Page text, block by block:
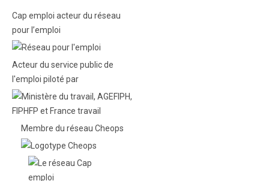
Cap emploi acteur du réseau
pour l’emploi
Acteur du service public de
l'emploi piloté par
Membre du réseau Cheops